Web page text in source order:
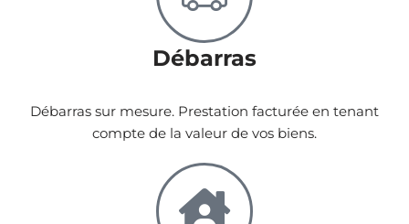
Débarras
Débarras sur mesure. Prestation facturée en tenant
compte de la valeur de vos biens.